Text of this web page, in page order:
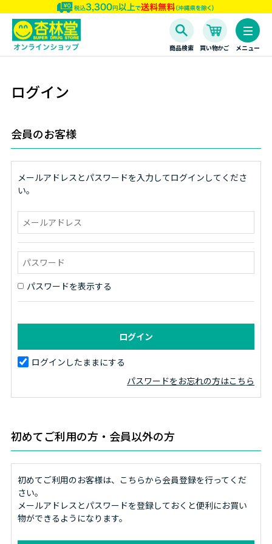
商品検索 買い物かご メニュー
ログイン
会員のお客様
メールアドレスとパスワードを入力してログインしてくださ
い。
パスワードを表示する
ログインしたままにする
パスワードをお忘れの方はこちら
初めてご利用の方・会員以外の方
初めてご利用のお客様は、こちらから会員登録を行ってくだ
さい。
メールアドレスとパスワードを登録しておくと便利にお買い
物ができるようになります。